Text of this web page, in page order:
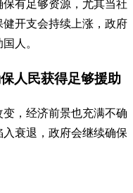
有足够资源，尤其当社
开支会持续上涨，政府
人。
人民获得足够援助
，经济前景也充满不确
衰退，政府会继续确保